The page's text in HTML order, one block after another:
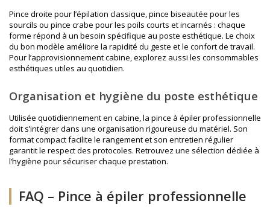
Pince droite pour l’épilation classique, pince biseautée pour les
sourcils ou pince crabe pour les poils courts et incarnés : chaque
forme répond à un besoin spécifique au poste esthétique. Le choix
du bon modèle améliore la rapidité du geste et le confort de travail.
Pour l’approvisionnement cabine, explorez aussi les consommables
esthétiques utiles au quotidien.
Organisation et hygiène du poste esthétique
Utilisée quotidiennement en cabine, la pince à épiler professionnelle
doit s’intégrer dans une organisation rigoureuse du matériel. Son
format compact facilite le rangement et son entretien régulier
garantit le respect des protocoles. Retrouvez une sélection dédiée à
l’hygiène pour sécuriser chaque prestation.
FAQ – Pince à épiler professionnelle